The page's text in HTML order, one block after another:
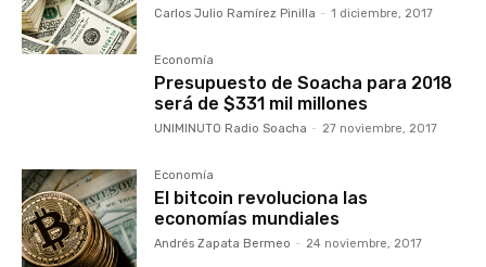
Carlos Julio Ramírez Pinilla - 1 diciembre, 2017
Economía
Presupuesto de Soacha para 2018
será de $331 mil millones
UNIMINUTO Radio Soacha - 27 noviembre, 2017
Economía
El bitcoin revoluciona las
economías mundiales
Andrés Zapata Bermeo - 24 noviembre, 2017